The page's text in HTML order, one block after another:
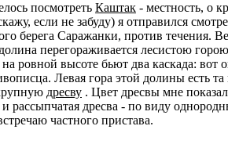
посмотреть Каштак - местность, о
если не забуду) я отправился
берега Саражанки, против течения.
перегораживается лесистою
ровной высоте бьют два каскада:
Левая гора этой долины есть
дресву . Цвет дресвы мне
рассыпчатая дресва - по виду
частного пристава.